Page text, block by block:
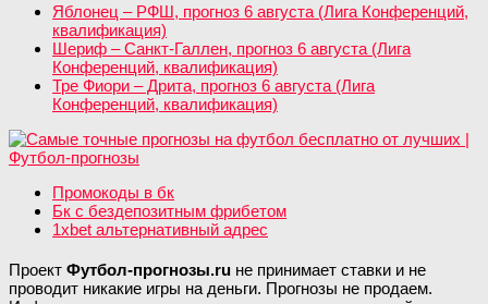
Яблонец – РФШ, прогноз 6 августа (Лига Конференций,
квалификация)
Шериф – Санкт-Галлен, прогноз 6 августа (Лига
Конференций, квалификация)
Тре Фиори – Дрита, прогноз 6 августа (Лига
Конференций, квалификация)
Промокоды в бк
Бк с бездепозитным фрибетом
1xbet альтернативный адрес
Проект Футбол-прогнозы.ru не принимает ставки и не
проводит никакие игры на деньги. Прогнозы не продаем.